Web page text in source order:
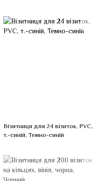
Візитниця для 24 візиток, PVC,
т.-синій, Темно-синій